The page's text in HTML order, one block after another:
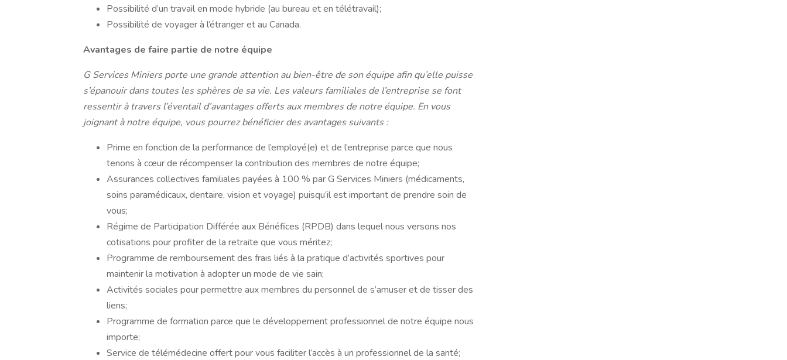
Possibilité d’un travail en mode hybride (au bureau et en télétravail);
Possibilité de voyager à l’étranger et au Canada.
Avantages de faire partie de notre équipe
G Services Miniers porte une grande attention au bien-être de son équipe afin qu’elle puisse
s’épanouir dans toutes les sphères de sa vie. Les valeurs familiales de l’entreprise se font
ressentir à travers l’éventail d’avantages offerts aux membres de notre équipe. En vous
joignant à notre équipe, vous pourrez bénéficier des avantages suivants :
Prime en fonction de la performance de l’employé(e) et de l’entreprise parce que nous
tenons à cœur de récompenser la contribution des membres de notre équipe;
Assurances collectives familiales payées à 100 % par G Services Miniers (médicaments,
soins paramédicaux, dentaire, vision et voyage) puisqu’il est important de prendre soin de
vous;
Régime de Participation Différée aux Bénéfices (RPDB) dans lequel nous versons nos
cotisations pour profiter de la retraite que vous méritez;
Programme de remboursement des frais liés à la pratique d’activités sportives pour
maintenir la motivation à adopter un mode de vie sain;
Activités sociales pour permettre aux membres du personnel de s’amuser et de tisser des
liens;
Programme de formation parce que le développement professionnel de notre équipe nous
importe;
Service de télémédecine offert pour vous faciliter l’accès à un professionnel de la santé;